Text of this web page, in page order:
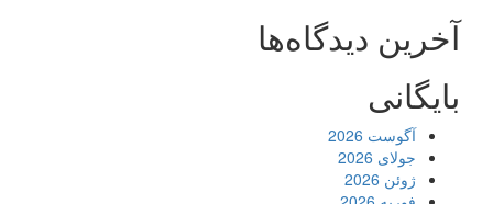
آخرین دیدگاه‌ها
بایگانی
آگوست 2026
جولای 2026
ژوئن 2026